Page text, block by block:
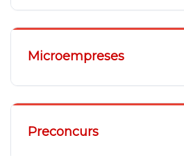
Microempreses
Preconcurs